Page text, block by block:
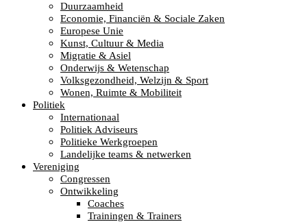
Duurzaamheid
Economie, Financiën & Sociale Zaken
Europese Unie
Kunst, Cultuur & Media
Migratie & Asiel
Onderwijs & Wetenschap
Volksgezondheid, Welzijn & Sport
Wonen, Ruimte & Mobiliteit
Politiek
Internationaal
Politiek Adviseurs
Politieke Werkgroepen
Landelijke teams & netwerken
Vereniging
Congressen
Ontwikkeling
Coaches
Trainingen & Trainers